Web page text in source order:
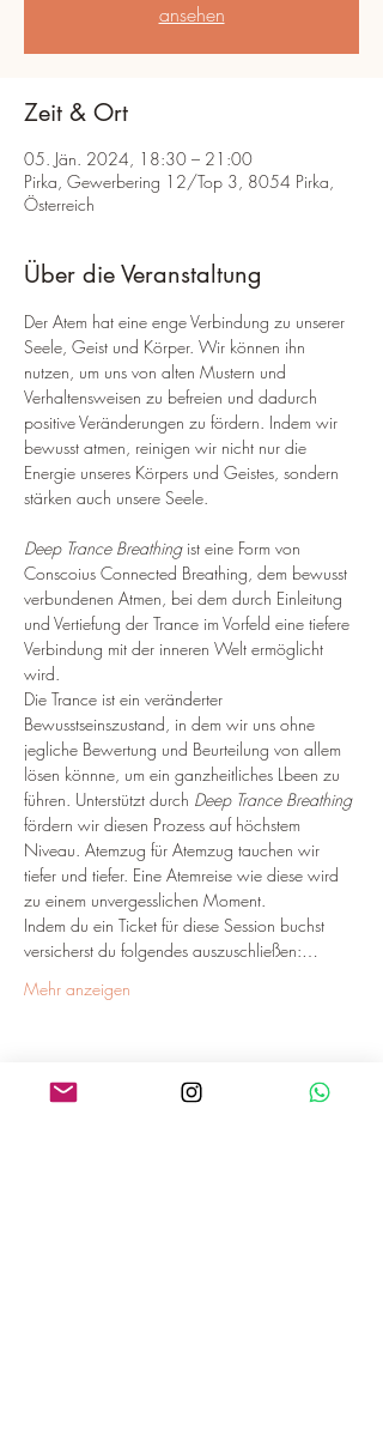
ansehen
Zeit & Ort
05. Jän. 2024, 18:30 – 21:00
Pirka, Gewerbering 12/Top 3, 8054 Pirka,
Österreich
Über die Veranstaltung
Der Atem hat eine enge Verbindung zu unserer
Seele, Geist und Körper. Wir können ihn
nutzen, um uns von alten Mustern und
Verhaltensweisen zu befreien und dadurch
positive Veränderungen zu fördern. Indem wir
bewusst atmen, reinigen wir nicht nur die
Energie unseres Körpers und Geistes, sondern
stärken auch unsere Seele.
Deep Trance Breathing ist eine Form von
Conscoius Connected Breathing, dem bewusst
verbundenen Atmen, bei dem durch Einleitung
und Vertiefung der Trance im Vorfeld eine tiefere
Verbindung mit der inneren Welt ermöglicht
wird.
Die Trance ist ein veränderter
Bewusstseinszustand, in dem wir uns ohne
jegliche Bewertung und Beurteilung von allem
lösen könnne, um ein ganzheitliches Lbeen zu
führen. Unterstützt durch Deep Trance Breathing
fördern wir diesen Prozess auf höchstem
Niveau. Atemzug für Atemzug tauchen wir
tiefer und tiefer. Eine Atemreise wie diese wird
zu einem unvergesslichen Moment.
Indem du ein Ticket für diese Session buchst
versicherst du folgendes auszuschließen:…
Mehr anzeigen